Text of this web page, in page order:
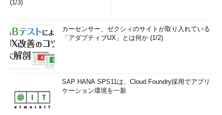
(1/3)
カーセンサー、ゼクシィのサイトが取り入れている
「アダプティブUX」とは何か (1/2)
SAP HANA SPS11は、Cloud Foundry採用でアプリ
ケーション環境を一新